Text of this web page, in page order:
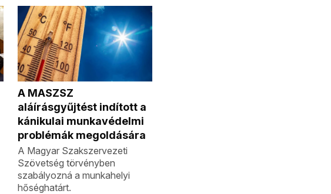
A MASZSZ
aláírásgyűjtést indított a
kánikulai munkavédelmi
problémák megoldására
A Magyar Szakszervezeti
Szövetség törvényben
szabályozná a munkahelyi
hőséghatárt.